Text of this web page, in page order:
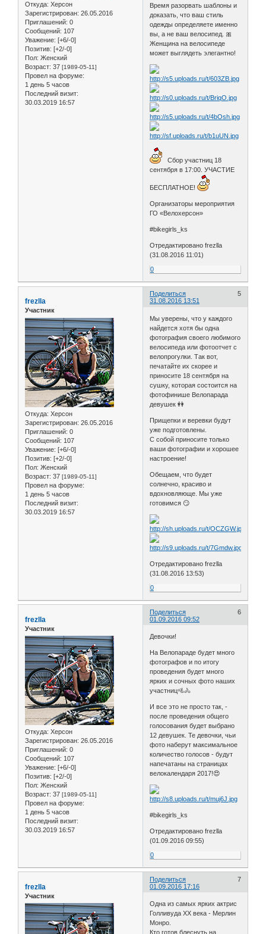
Откуда: Херсон
Зарегистрирован: 26.05.2016
Приглашений: 0
Сообщений: 107
Уважение: [+6/-0]
Позитив: [+2/-0]
Пол: Женский
Возраст: 37 [1989-05-11]
Провел на форуме:
1 день 5 часов
Последний визит:
30.03.2019 16:57
Время разорвать шаблоны и
доказать, что ваш стиль
одежды определяете именно
вы, а не ваш велосипед. 🎀
Женщина на велосипеде
может выглядеть элегантно!
Сбор участниц 18
сентября в 17:00. УЧАСТИЕ
БЕСПЛАТНОЕ!
Организаторы мероприятия
ГО «Велохерсон»
#bikegirls_ks
Отредактировано frezlla
(31.08.2016 11:01)
0
Поделиться
5
31.08.2016 13:51
frezlla
Участник
Откуда: Херсон
Зарегистрирован: 26.05.2016
Приглашений: 0
Сообщений: 107
Уважение: [+6/-0]
Позитив: [+2/-0]
Пол: Женский
Возраст: 37 [1989-05-11]
Провел на форуме:
1 день 5 часов
Последний визит:
30.03.2019 16:57
Мы уверены, что у каждого
найдется хотя бы одна
фотография своего любимого
велосипеда или фотоотчет с
велопрогулки. Так вот,
печатайте их скорее и
приносите 18 сентября на
сушку, которая состоится на
фотофинише Велопарада
девушек 👭
Прищепки и веревки будут
уже подготовлены.
С собой приносите только
ваши фотографии и хорошее
настроение!
Обещаем, что будет
солнечно, красиво и
вдохновляюще. Мы уже
готовимся 😏
Отредактировано frezlla
(31.08.2016 13:53)
0
Поделиться
6
01.09.2016 09:52
frezlla
Участник
Откуда: Херсон
Зарегистрирован: 26.05.2016
Приглашений: 0
Сообщений: 107
Уважение: [+6/-0]
Позитив: [+2/-0]
Пол: Женский
Возраст: 37 [1989-05-11]
Провел на форуме:
1 день 5 часов
Последний визит:
30.03.2019 16:57
Девочки!
На Велопараде будет много
фотографов и по итогу
проведения будет много
ярких и сочных фото наших
участниц🚵🚴
И все это не просто так, -
после проведения общего
голосования будет выбрано
12 девушек. Те девочки, чьи
фото наберут максимальное
количество голосов - будут
напечатаны на страницах
велокалендаря 2017!😍
#bikegirls_ks
Отредактировано frezlla
(01.09.2016 09:55)
0
Поделиться
7
01.09.2016 17:16
frezlla
Участник
Одна из самых ярких актрис
Голливуда ХХ века - Мерлин
Монро.
Кто готов блеснуть на